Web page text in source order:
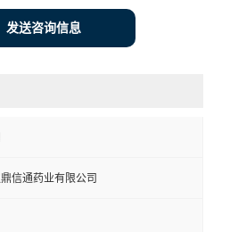
发送咨询信息
信通药业有限公司